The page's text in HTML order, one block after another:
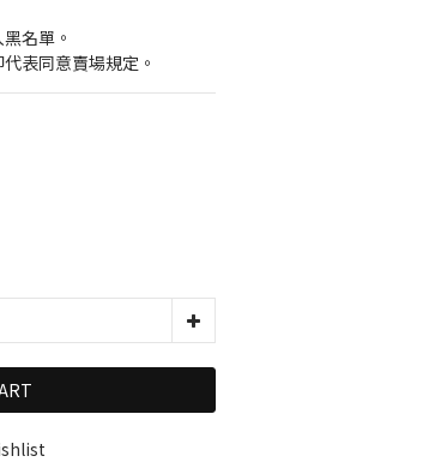
名單。
表同意賣場規定。